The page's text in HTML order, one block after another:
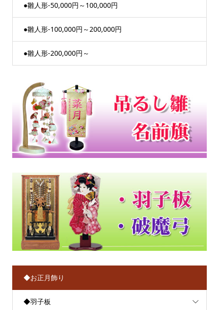
●雛人形-50,000円～100,000円
●雛人形-100,000円～200,000円
●雛人形-200,000円～
◆お正月飾り
◆羽子板